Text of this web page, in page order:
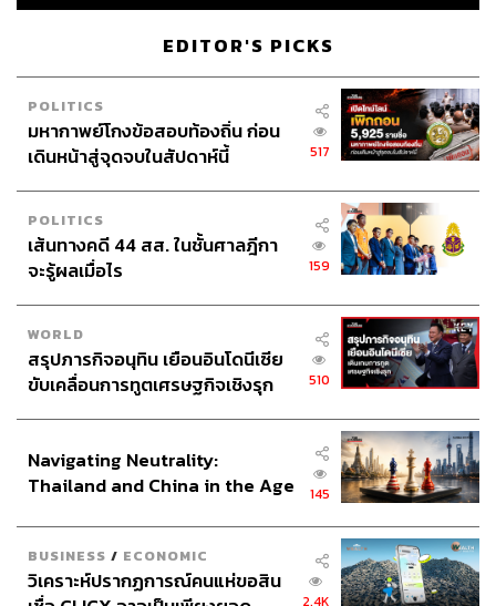
EDITOR'S PICKS
POLITICS
มหากาพย์โกงข้อสอบท้องถิ่น ก่อน
เดินหน้าสู่จุดจบในสัปดาห์นี้
517
POLITICS
เส้นทางคดี 44 สส. ในชั้นศาลฎีกา
จะรู้ผลเมื่อไร
159
WORLD
สรุปภารกิจอนุทิน เยือนอินโดนีเซีย
ขับเคลื่อนการทูตเศรษฐกิจเชิงรุก
510
Navigating Neutrality:
Thailand and China in the Age
145
BUSINESS / ECONOMIC
วิเคราะห์ปรากฏการณ์คนแห่ขอสิน
2.4K